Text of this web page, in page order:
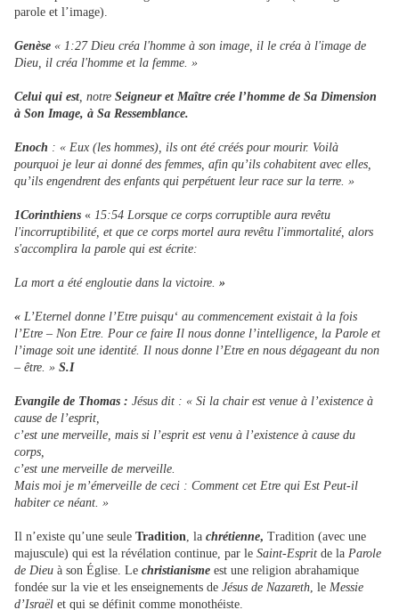
parole et l’image).
Genèse « 1:27 Dieu créa l'homme à son image, il le créa à l'image de
Dieu, il créa l'homme et la femme. »
Celui qui est, notre Seigneur et Maître crée l’homme de Sa Dimension
à Son Image, à Sa Ressemblance.
Enoch : « Eux (les hommes), ils ont été créés pour mourir. Voilà
pourquoi je leur ai donné des femmes, afin qu’ils cohabitent avec elles,
qu’ils engendrent des enfants qui perpétuent leur race sur la terre. »
1Corinthiens « 15:54 Lorsque ce corps corruptible aura revêtu
l'incorruptibilité, et que ce corps mortel aura revêtu l'immortalité, alors
s'accomplira la parole qui est écrite:
La mort a été engloutie dans la victoire. »
« L’Eternel donne l’Etre puisqu‘ au commencement existait à la fois
l’Etre – Non Etre. Pour ce faire Il nous donne l’intelligence, la Parole et
l’image soit une identité. Il nous donne l’Etre en nous dégageant du non
– être. » S.I
Evangile de Thomas : Jésus dit : « Si la chair est venue à l’existence à
cause de l’esprit,
c’est une merveille, mais si l’esprit est venu à l’existence à cause du
corps,
c’est une merveille de merveille.
Mais moi je m’émerveille de ceci : Comment cet Etre qui Est Peut-il
habiter ce néant. »
Il n’existe qu’une seule Tradition , la chrétienne, Tradition (avec une
majuscule) qui est la révélation continue, par le Saint-Esprit de la Parole
de Dieu à son Église. Le christianisme est une religion abrahamique
fondée sur la vie et les enseignements de Jésus de Nazareth , le Messie
d’Israël et qui se définit comme monothéiste.